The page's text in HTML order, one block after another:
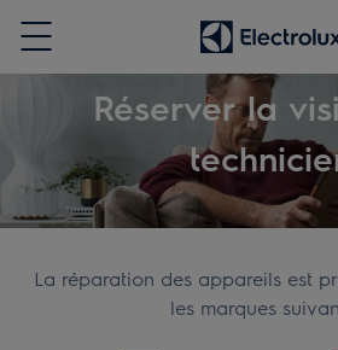
Menu
Réserver la
La réparation des appareils est
les marques